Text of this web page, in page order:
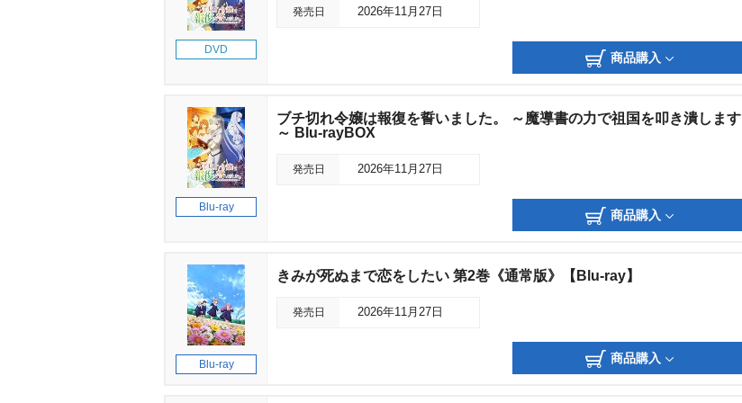
DVD
発売日 2026年11月27日
商品購入
Blu-ray
ブチ切れ令嬢は報復を誓いました。 ～魔導書の力で祖国を叩き潰します
～ Blu-rayBOX
発売日 2026年11月27日
商品購入
Blu-ray
きみが死ぬまで恋をしたい 第2巻《通常版》【Blu-ray】
発売日 2026年11月27日
商品購入